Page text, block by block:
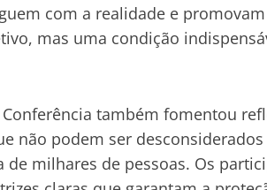
com a realidade e
mas uma condição
também fomentou
não podem ser
de milhares de pessoas. Os